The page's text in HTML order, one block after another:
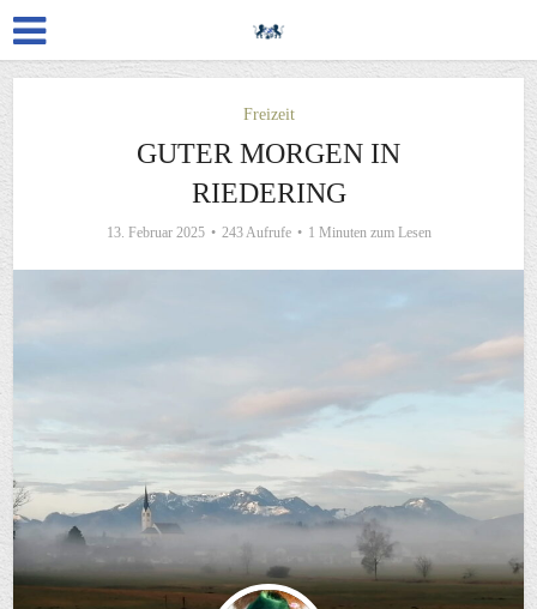
Freizeit
GUTER MORGEN IN
RIEDERING
13. Februar 2025 243 Aufrufe 1 Minuten zum Lesen